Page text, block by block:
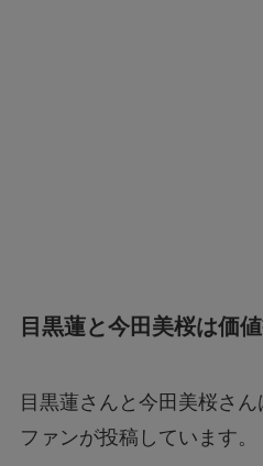
目黒蓮と今田美桜は価
目黒蓮さんと今田美桜さ
ファンが投稿しています。